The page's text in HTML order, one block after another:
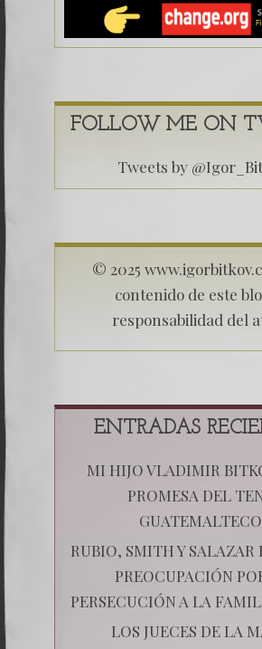
FOLLOW ME ON
Tweets by
© 2025
contenido de este
responsabilidad del
ENTRADAS
MI HIJO VLADIMIR
PROMESA DEL
RUBIO, SMITH Y SALAZAR
PREOCUPACIÓN
PERSECUCIÓN A LA
LOS JUECES DE LA